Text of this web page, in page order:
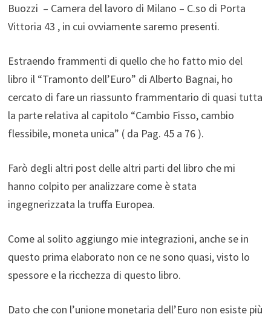
Buozzi – Camera del lavoro di Milano – C.so di Porta
Vittoria 43 , in cui ovviamente saremo presenti.
Estraendo frammenti di quello che ho fatto mio del
libro il “Tramonto dell’Euro” di Alberto Bagnai, ho
cercato di fare un riassunto frammentario di quasi tutta
la parte relativa al capitolo “Cambio Fisso, cambio
flessibile, moneta unica” ( da Pag. 45 a 76 ).
Farò degli altri post delle altri parti del libro che mi
hanno colpito per analizzare come è stata
ingegnerizzata la truffa Europea.
Come al solito aggiungo mie integrazioni, anche se in
questo prima elaborato non ce ne sono quasi, visto lo
spessore e la ricchezza di questo libro.
Dato che con l’unione monetaria dell’Euro non esiste più